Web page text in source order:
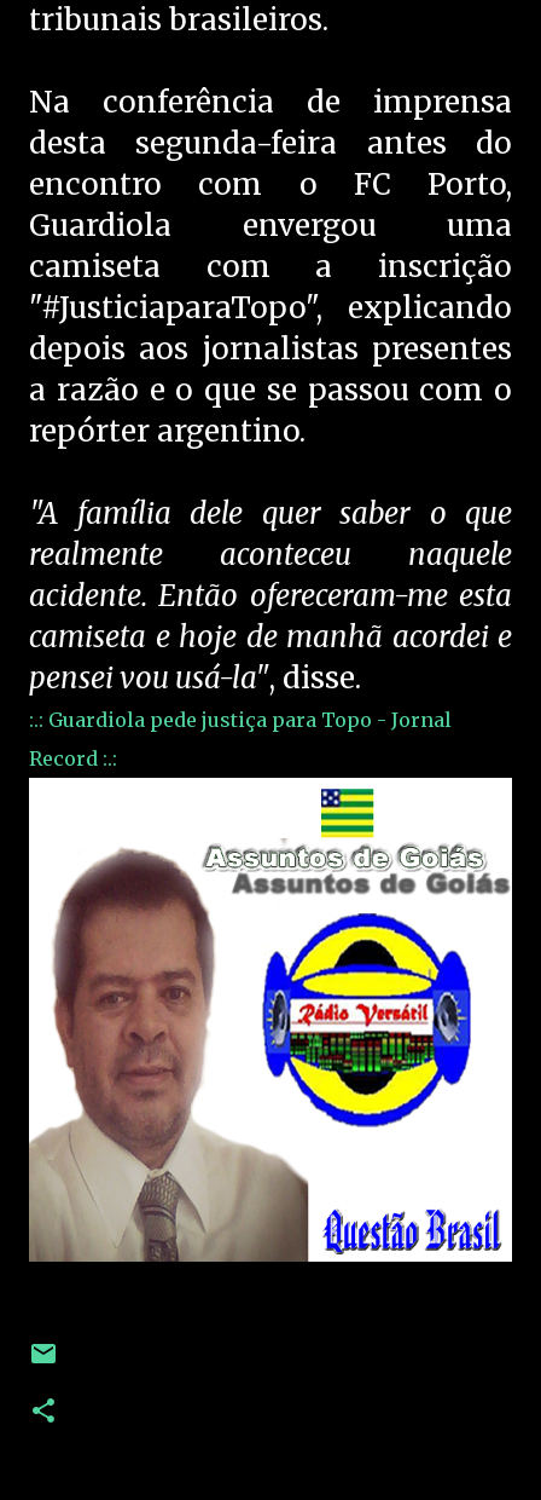
tribunais brasileiros.
Na conferência de imprensa
desta segunda-feira antes do
encontro com o FC Porto,
Guardiola envergou uma
camiseta com a inscrição
"#JusticiaparaTopo", explicando
depois aos jornalistas presentes
a razão e o que se passou com o
repórter argentino.
"A família dele quer saber o que
realmente aconteceu naquele
acidente. Então ofereceram-me esta
camiseta e hoje de manhã acordei e
pensei vou usá-la", disse.
:.: Guardiola pede justiça para Topo - Jornal
Record :.: